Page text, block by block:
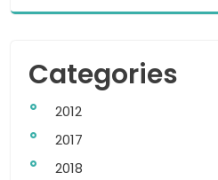
Categories
2012
2017
2018